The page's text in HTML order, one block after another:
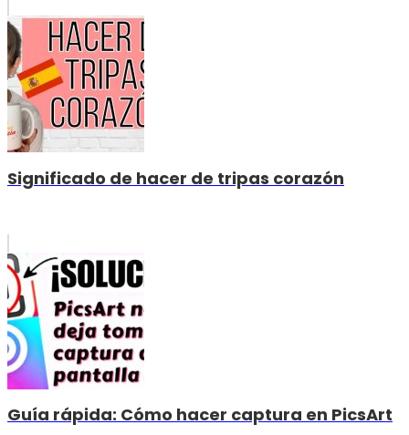
Significado de hacer de tripas corazón
Guía rápida: Cómo hacer captura en PicsArt